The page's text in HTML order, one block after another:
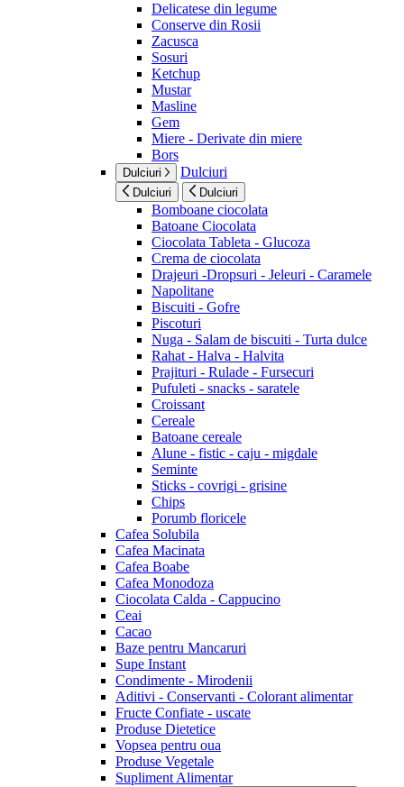
Delicatese din legume
Conserve din Rosii
Zacusca
Sosuri
Ketchup
Mustar
Masline
Gem
Miere - Derivate din miere
Bors
Dulciuri Dulciuri
Dulciuri Dulciuri
Bomboane ciocolata
Batoane Ciocolata
Ciocolata Tableta - Glucoza
Crema de ciocolata
Drajeuri -Dropsuri - Jeleuri - Caramele
Napolitane
Biscuiti - Gofre
Piscoturi
Nuga - Salam de biscuiti - Turta dulce
Rahat - Halva - Halvita
Prajituri - Rulade - Fursecuri
Pufuleti - snacks - saratele
Croissant
Cereale
Batoane cereale
Alune - fistic - caju - migdale
Seminte
Sticks - covrigi - grisine
Chips
Porumb floricele
Cafea Solubila
Cafea Macinata
Cafea Boabe
Cafea Monodoza
Ciocolata Calda - Cappucino
Ceai
Cacao
Baze pentru Mancaruri
Supe Instant
Condimente - Mirodenii
Aditivi - Conservanti - Colorant alimentar
Fructe Confiate - uscate
Produse Dietetice
Vopsea pentru oua
Produse Vegetale
Supliment Alimentar